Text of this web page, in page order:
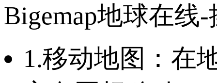
Bigemap地球在线
1.移动地图：在